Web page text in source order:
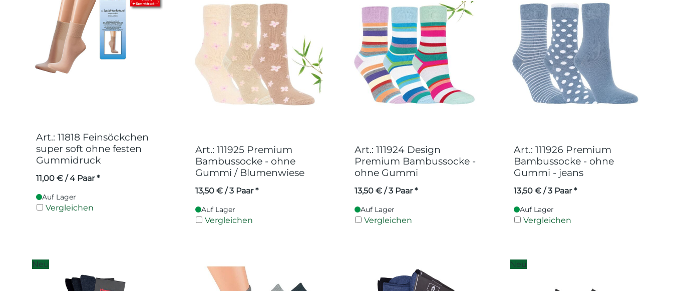
Art.: 11818 Feinsöckchen
super soft ohne festen
Gummidruck
11,00 € / 4 Paar *
Auf Lager
Vergleichen
Art.: 111925 Premium
Bambussocke - ohne
Gummi / Blumenwiese
13,50 € / 3 Paar *
Auf Lager
Vergleichen
Art.: 111924 Design
Premium Bambussocke -
ohne Gummi
13,50 € / 3 Paar *
Auf Lager
Vergleichen
Art.: 111926 Premium
Bambussocke - ohne
Gummi - jeans
13,50 € / 3 Paar *
Auf Lager
Vergleichen
Neu Neu